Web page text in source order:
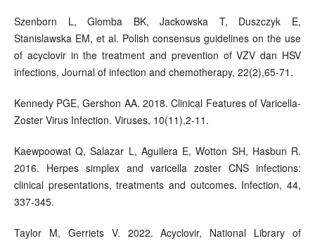
Szenborn L, Glomba BK, Jackowska T, Duszczyk E,
Stanislawska EM, et al. Polish consensus guidelines on the use
of acyclovir in the treatment and prevention of VZV dan HSV
infections, Journal of infection and chemotherapy, 22(2),65-71.
Kennedy PGE, Gershon AA. 2018. Clinical Features of Varicella-
Zoster Virus Infection. Viruses, 10(11),2-11.
Kaewpoowat Q, Salazar L, Aguilera E, Wotton SH, Hasbun R.
2016. Herpes simplex and varicella zoster CNS infections:
clinical presentations, treatments and outcomes. Infection, 44,
337-345.
Taylor M, Gerriets V. 2022. Acyclovir, National Library of